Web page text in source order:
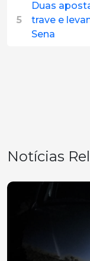
5
Duas
trave e
Sena
Notícias